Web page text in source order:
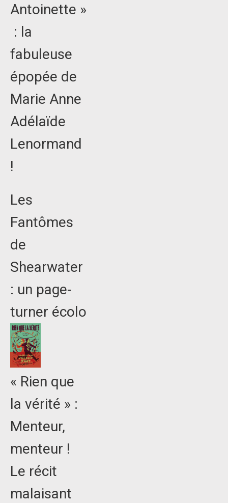
Antoinette »
: la
fabuleuse
épopée de
Marie Anne
Adélaïde
Lenormand
!
Les
Fantômes
de
Shearwater
: un page-
turner écolo
« Rien que
la vérité » :
Menteur,
menteur !
Le récit
malaisant